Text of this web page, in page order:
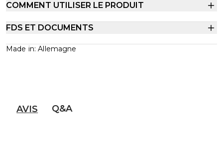
COMMENT UTILISER LE PRODUIT
FDS ET DOCUMENTS
Made in: Allemagne
AVIS Q&A